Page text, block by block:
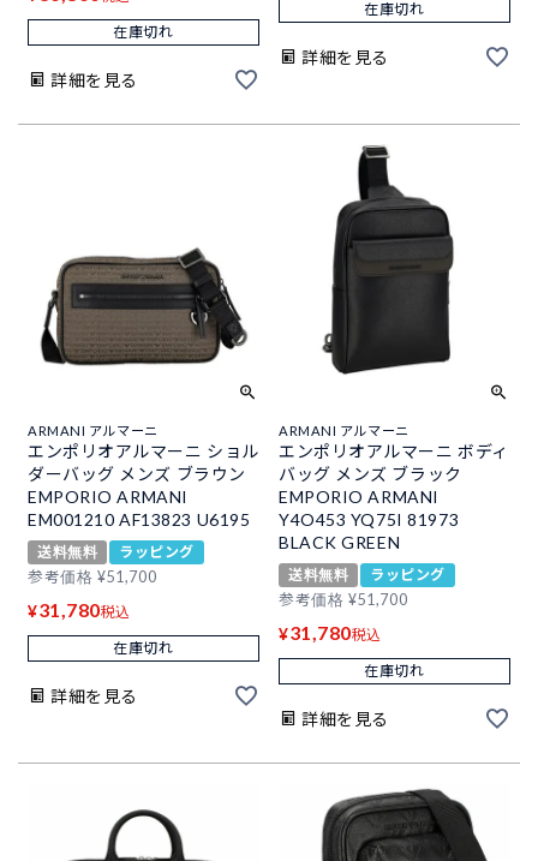
在庫切れ
詳細を見る
在庫切れ
詳細を見る
ARMANI アルマーニ
エンポリオアルマーニ ショル
ダーバッグ メンズ ブラウン
EMPORIO ARMANI
EM001210 AF13823 U6195
送料無料
ラッピング
参考価格 ¥51,700
¥31,780税込
在庫切れ
詳細を見る
ARMANI アルマーニ
エンポリオアルマーニ ボディ
バッグ メンズ ブラック
EMPORIO ARMANI
Y4O453 YQ75I 81973
BLACK GREEN
送料無料
ラッピング
参考価格 ¥51,700
¥31,780税込
在庫切れ
詳細を見る